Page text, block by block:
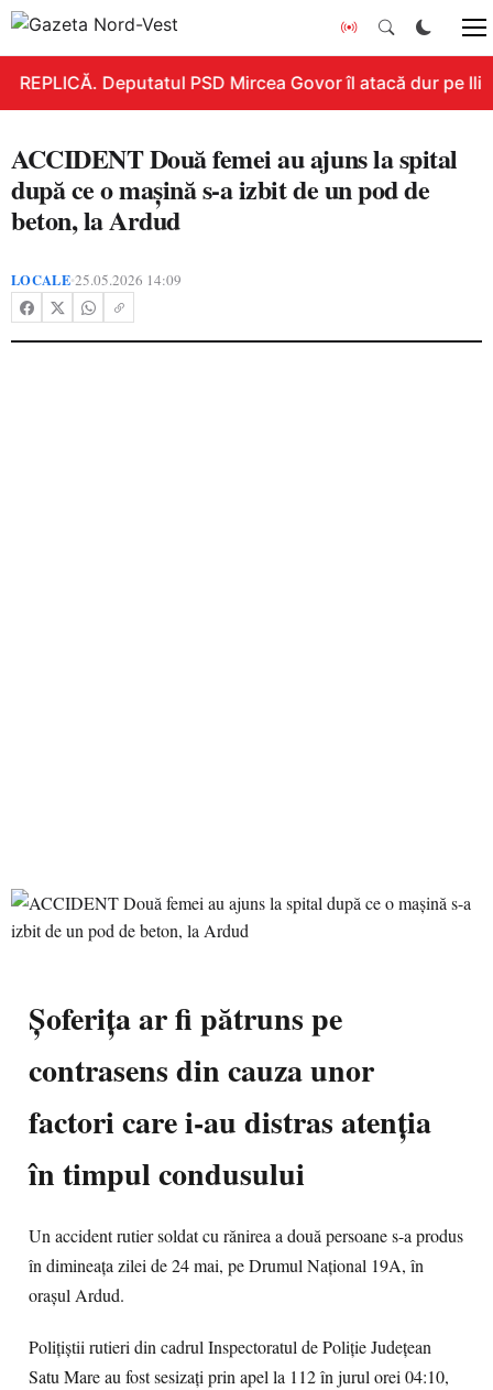
REPLICĂ. Deputatul PSD Mircea Govor îl atacă dur pe
ACCIDENT Două femei au ajuns la spital
după ce o mașină s-a izbit de un pod de
beton, la Ardud
LOCALE•25.05.2026 14:09
Șoferița ar fi pătruns pe
contrasens din cauza unor
factori care i-au distras atenția
în timpul condusului
Un accident rutier soldat cu rănirea a două persoane s-a produs
în dimineața zilei de 24 mai, pe Drumul Național 19A, în
orașul Ardud.
Polițiștii rutieri din cadrul Inspectoratul de Poliție Județean
Satu Mare au fost sesizați prin apel la 112 în jurul orei 04:10,